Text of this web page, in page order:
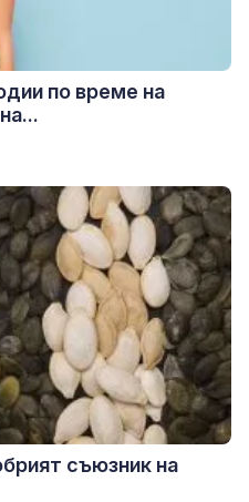
по време на
съюзник на